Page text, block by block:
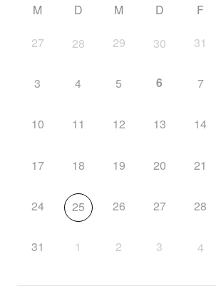
M D M D F
27 28 29 30 31
3 4 5 6 7
10 11 12 13 14
17 18 19 20 21
24 25 26 27 28
31 1 2 3 4